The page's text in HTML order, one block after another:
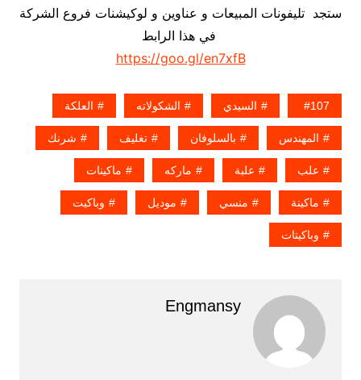
ستجد تليفونات المبيعات و عناوين و لوكيشنات فروع الشركة
في هذا الرابط
https://goo.gl/en7xfB
107 السيدي الشكولاته العلكة
المهندس بالسلوفان تغليف شرنك
علب علبة ماركه ماكينات
ماكينة منسي موديل وباكيت
وباكيتات
Engmansy